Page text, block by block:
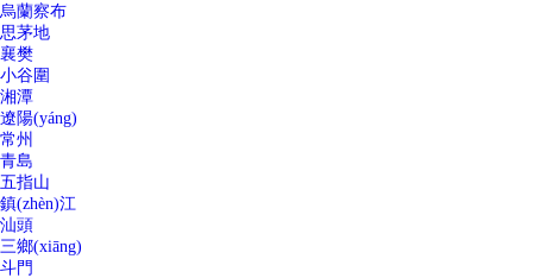
烏蘭察布
思茅地
襄樊
小谷圍
湘潭
遼陽(yáng)
常州
青島
五指山
鎮(zhèn)江
汕頭
三鄉(xiāng)
斗門